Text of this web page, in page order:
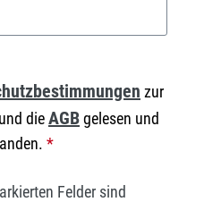
zur
dieAGBgelesen und
*
Felder sind